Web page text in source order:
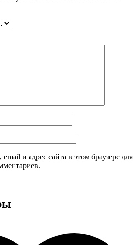
и адрес сайта в этом браузере для